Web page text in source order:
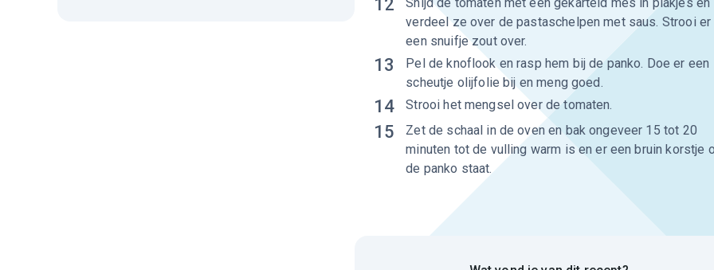
12
verdeel ze over de pastaschelpen met saus. Strooi er
een snuifje zout over.
13
Pel de knoflook en rasp hem bij de panko. Doe er een
scheutje olijfolie bij en meng goed.
14 Strooi het mengsel over de tomaten.
15
Zet de schaal in de oven en bak ongeveer 15 tot 20
minuten tot de vulling warm is en er een bruin korstje
de panko staat.